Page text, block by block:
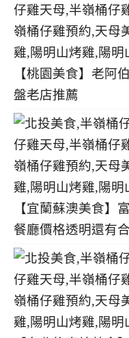
【桃園美食】老阿
盤老店推薦
【宜蘭蘇澳美食】
餐廳價格透明還有